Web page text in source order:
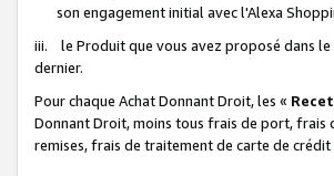
son engagement initial avec l'Alexa
iii. le Produit que vous avez proposé dans le
dernier.
Pour chaque Achat Donnant Droit, les «
Donnant Droit, moins tous frais de port, frais
remises, frais de traitement de carte de